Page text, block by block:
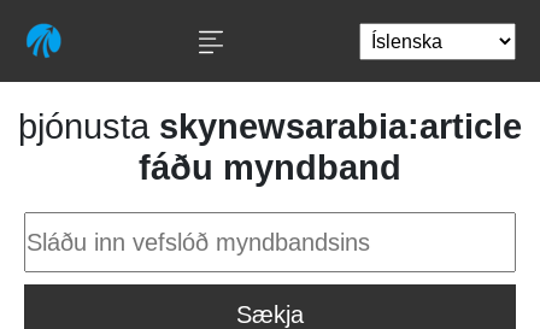
þjónusta skynewsarabia:article
fáðu myndband
Sækja